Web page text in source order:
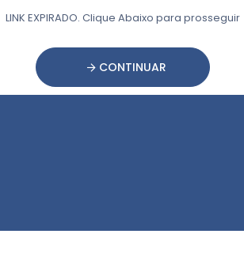
LINK EXPIRADO. Clique Abaixo para prosseguir
CONTINUAR